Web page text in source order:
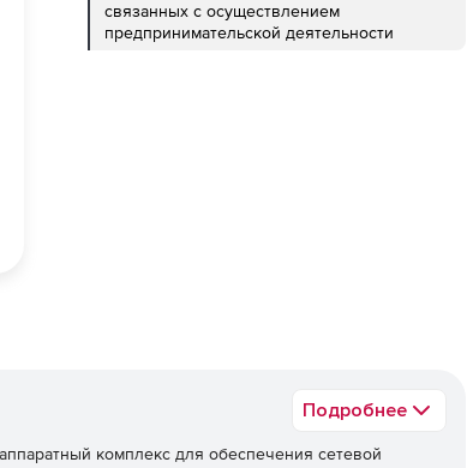
связанных с осуществлением
предпринимательской деятельности
Подробнее
комплекс для обеспечения сетевой